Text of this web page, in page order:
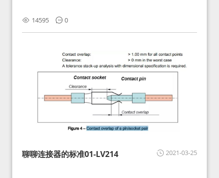
14595 0
2021-03-25
聊聊连接器的标准01-LV214